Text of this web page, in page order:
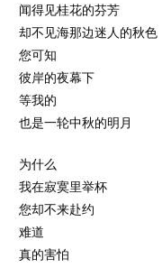
闻得见桂花的芬芳
却不见海那边迷人的秋色
您可知
彼岸的夜幕下
等我的
也是一轮中秋的明月
为什么
我在寂寞里举杯
您却不来赴约
难道
真的害怕